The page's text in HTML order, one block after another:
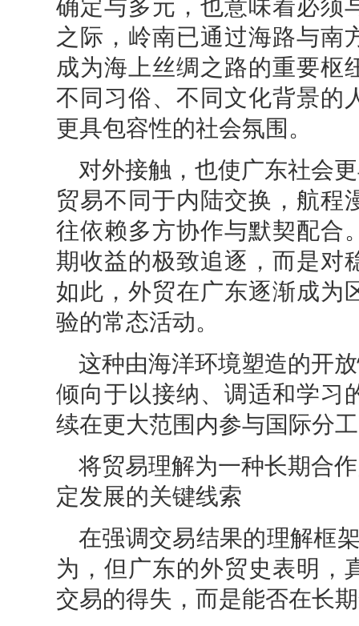
确定与多元，也意味着必须
之际，岭南已通过海路与南
成为海上丝绸之路的重要枢
不同习俗、不同文化背景的
更具包容性的社会氛围。
对外接触，也使广东社会
贸易不同于内陆交换，航程
往依赖多方协作与默契配合
期收益的极致追逐，而是对
如此，外贸在广东逐渐成为
验的常态活动。
这种由海洋环境塑造的开
倾向于以接纳、调适和学习
续在更大范围内参与国际分
将贸易理解为一种长期合
定发展的关键线索
在强调交易结果的理解框
为，但广东的外贸史表明，
交易的得失，而是能否在长